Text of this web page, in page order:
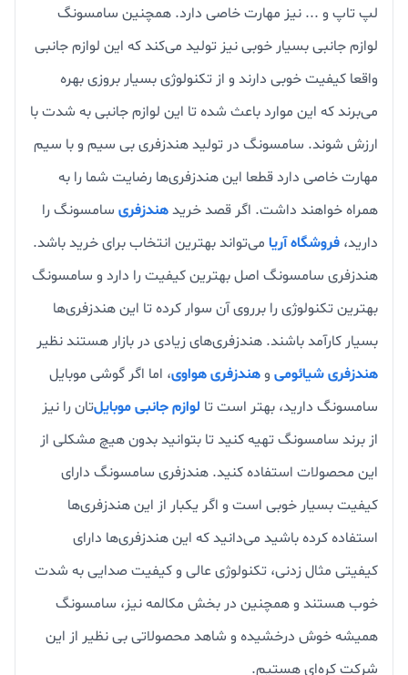
لپ تاپ و ... نیز مهارت خاصی دارد. همچنین سامسونگ
لوازم جانبی بسیار خوبی نیز تولید می‌کند که این لوازم جانبی
واقعا کیفیت خوبی دارند و از تکنولوژی بسیار بروزی بهره
می‌برند که این موارد باعث شده تا این لوازم جانبی به شدت با
ارزش شوند. سامسونگ در تولید هندزفری بی سیم و با سیم
مهارت خاصی دارد قطعا این هندزفری‌ها رضایت شما را به
همراه خواهند داشت. اگر قصد خریدهندزفری سامسونگ را
دارید، فروشگاه آریا می‌تواند بهترین انتخاب برای خرید باشد.
هندزفری سامسونگ اصل بهترین کیفیت را دارد و سامسونگ
بهترین تکنولوژی را برروی آن سوار کرده تا این هندزفری‌ها
بسیار کارآمد باشند. هندزفری‌های زیادی در بازار هستند نظیر
هندزفری شیائومی وهندزفری هواوی، اما اگر گوشی موبایل
سامسونگ دارید، بهتر است تا لوازم جانبی موبایل‌تان را نیز
از برند سامسونگ تهیه کنید تا بتوانید بدون هیچ مشکلی از
این محصولات استفاده کنید. هندزفری سامسونگ دارای
کیفیت بسیار خوبی است و اگر یکبار از این هندزفری‌ها
استفاده کرده باشید می‌دانید که این هندزفری‌ها دارای
کیفیتی مثال زدنی، تکنولوژی عالی و کیفیت صدایی به شدت
خوب هستند و همچنین در بخش مکالمه نیز، سامسونگ
همیشه خوش درخشیده و شاهد محصولاتی بی نظیر از این
شرکت کره‌ای هستیم.